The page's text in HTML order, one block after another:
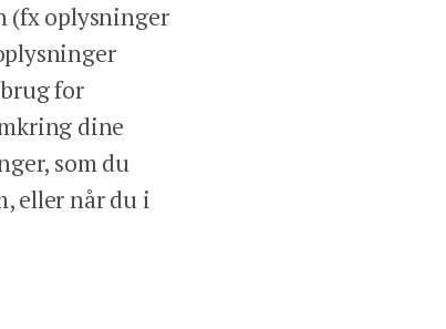
(fx oplysninger
for
dine
som du
eller når du i